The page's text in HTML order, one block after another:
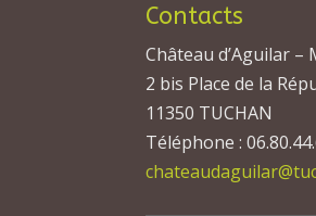
Contacts
Château d’Aguilar –
2 bis Place de la
11350 TUCHAN
Téléphone :